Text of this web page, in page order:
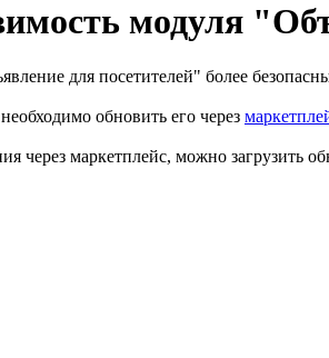
модуля
для посетителей" более
обновить его через
через маркетплейс, можно загрузить